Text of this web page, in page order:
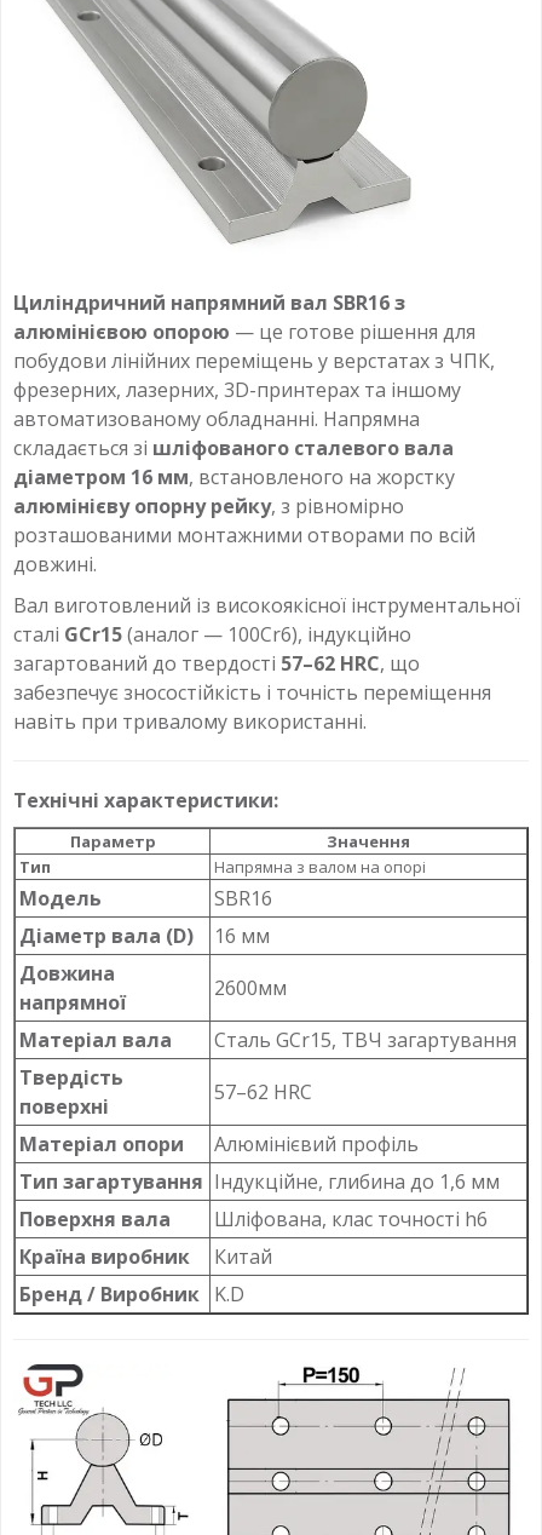
Циліндричний напрямний вал SBR16 з
алюмінієвою опорою — це готове рішення для
побудови лінійних переміщень у верстатах з ЧПК,
фрезерних, лазерних, 3D-принтерах та іншому
автоматизованому обладнанні. Напрямна
складається зі шліфованого сталевого вала
діаметром 16 мм, встановленого на жорстку
алюмінієву опорну рейку, з рівномірно
розташованими монтажними отворами по всій
довжині.
Вал виготовлений із високоякісної інструментальної
сталі GCr15(аналог — 100Cr6), індукційно
загартований до твердості 57–62 HRC, що
забезпечує зносостійкість і точність переміщення
навіть при тривалому використанні.
Технічні характеристики:
Параметр
Значення
Тип
Напрямна з валом на опорі
Модель
SBR16
Діаметр вала (D)
16 мм
Довжина
напрямної
2600мм
Матеріал вала
Сталь GCr15, ТВЧ загартування
Твердість
поверхні
57–62 HRC
Матеріал опори
Алюмінієвий профіль
Тип загартування Індукційне, глибина до 1,6 мм
Поверхня вала
Шліфована, клас точності h6
Країна виробник
Китай
Бренд / Виробник K.D